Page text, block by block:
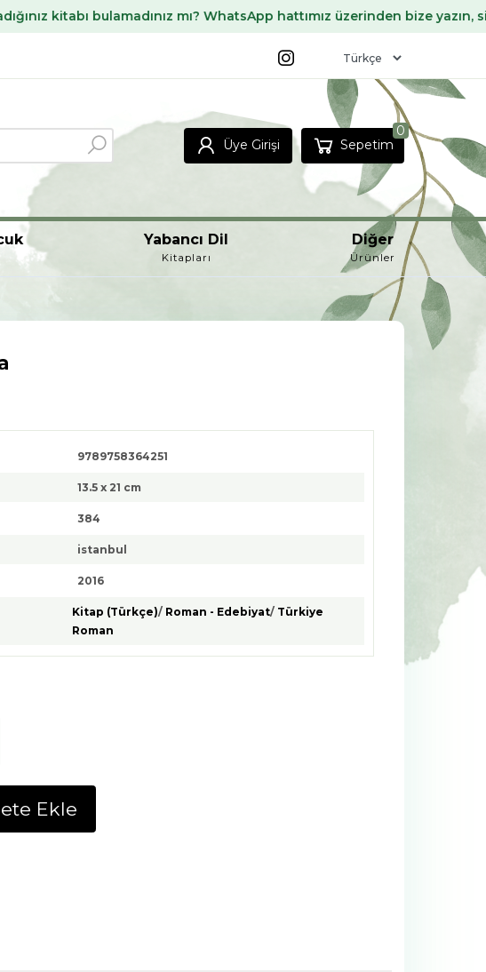
mı? WhatsApp hattımız üzerinden bize yazın, sizin için temin
Üye Girişi Sepetim
0
Yabancı Dil
Kitapları
Diğer
Ürünler
9789758364251
13.5 x 21 cm
384
istanbul
2016
Kitap (Türkçe)/ Roman - Edebiyat/ Türkiye
Roman
Ekle